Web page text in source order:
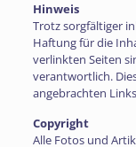
Hinweis
Trotz sorgfältiger
Haftung für die
verlinkten Seiten
verantwortlich.
angebrachten
Copyright
Alle Fotos und